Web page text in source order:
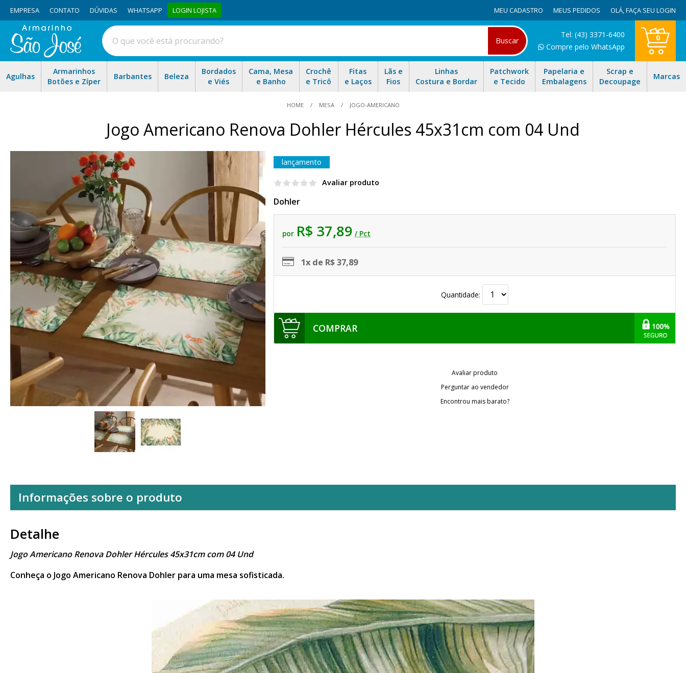
EMPRESA CONTATO DÚVIDAS WHATSAPP LOGIN LOJISTA MEU CADASTRO MEUS PEDIDOS OLÁ,FAÇA SEU LOGIN
Buscar
Tel: (43) 3371-6400
Compre pelo WhatsApp
0
Agulhas
Armarinhos
Botões e Zíper
Barbantes Beleza
Bordados
e Viés
Cama, Mesa
e Banho
Crochê
e Tricô
Fitas
e Laços
Lãs e
Fios
Linhas
Costura e Bordar
Patchwork
e Tecido
Papelaria e
Embalagens
Scrap e
Decoupage
Marcas
HOME MESA JOGO-AMERICANO
Jogo Americano Renova Dohler Hércules 45x31cm com 04 Und
lançamento
Avaliar produto
Dohler
por R$ 37,89 / Pct
1x de R$ 37,89
Quantidade:
COMPRAR
Avaliar produto
Perguntar ao vendedor
Encontrou mais barato?
Informações sobre o produto
Detalhe
Jogo Americano Renova Dohler Hércules 45x31cm com 04 Und
Conheça o Jogo Americano Renova Dohler para uma mesa sofisticada.